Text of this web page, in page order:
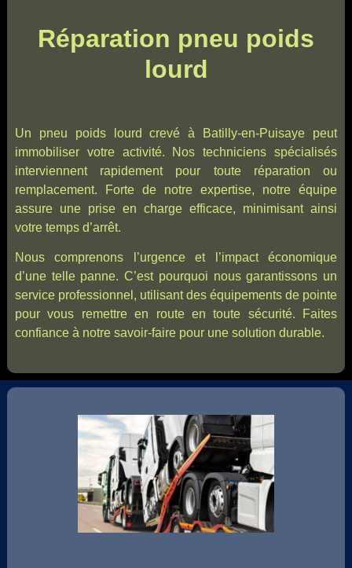
Réparation pneu poids
lourd
Un pneu poids lourd crevé à Batilly-en-Puisaye peut
immobiliser votre activité. Nos techniciens spécialisés
interviennent rapidement pour toute réparation ou
remplacement. Forte de notre expertise, notre équipe
assure une prise en charge efficace, minimisant ainsi
votre temps d’arrêt.
Nous comprenons l’urgence et l’impact économique
d’une telle panne. C’est pourquoi nous garantissons un
service professionnel, utilisant des équipements de pointe
pour vous remettre en route en toute sécurité. Faites
confiance à notre savoir-faire pour une solution durable.